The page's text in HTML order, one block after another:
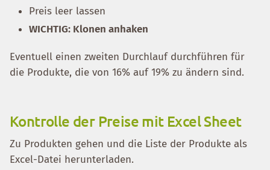
Preis leer lassen
WICHTIG: Klonen anhaken
Eventuell einen zweiten Durchlauf durchführen für
die Produkte, die von 16% auf 19% zu ändern sind.
Kontrolle der Preise mit Excel Sheet
Zu Produkten gehen und die Liste der Produkte als
Excel-Datei herunterladen.